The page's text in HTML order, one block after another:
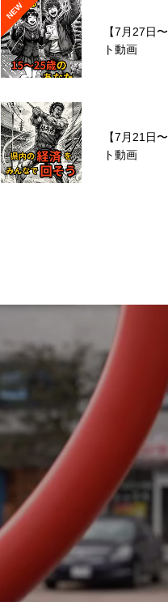
NEW
【7月27日
ト動画
【7月21日
ト動画